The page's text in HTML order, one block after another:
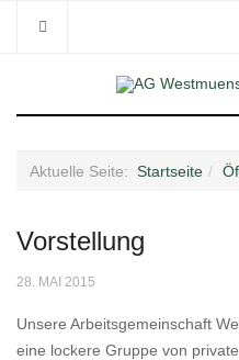
Aktuelle Seite: Startseite
Vorstellung
28. MAI 2015
Unsere Arbeitsgemeinschaft
eine lockere Gruppe von